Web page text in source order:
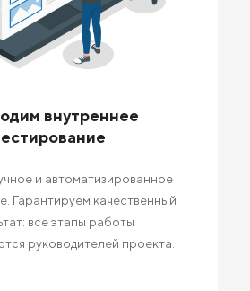
внутреннее
и автоматизированное
Гарантируем качественный
все этапы работы
руководителей проекта.